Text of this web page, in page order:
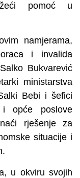
pomoć u
namjerama,
i invalida
Bukvarević
ministarstva
Bebi i šefici
i opće poslove
rješenje za
situacije i
u okviru svojih